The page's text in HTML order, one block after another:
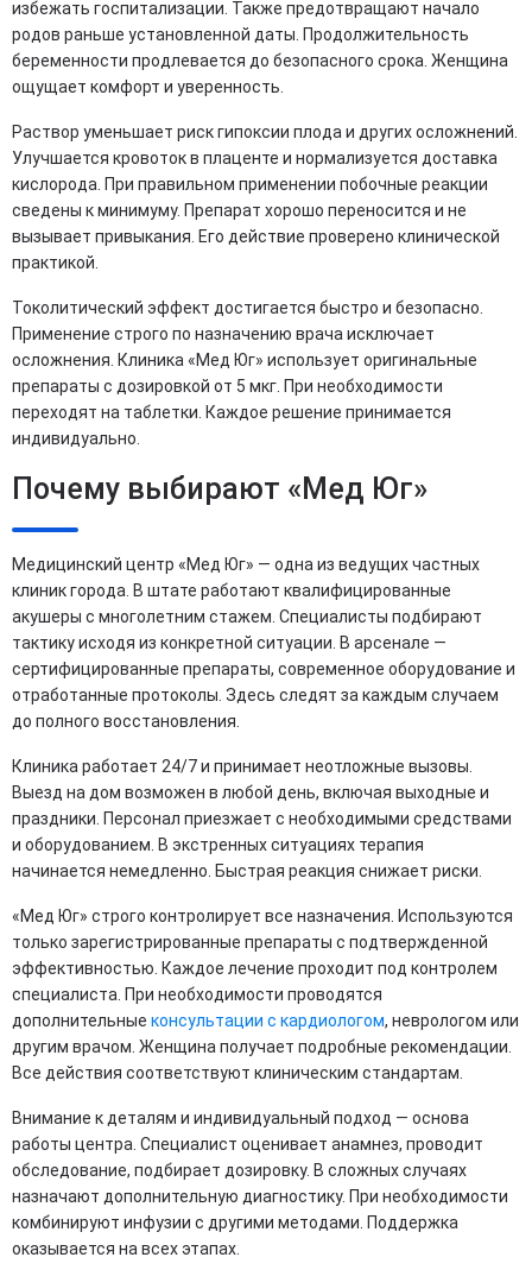
избежать госпитализации. Также предотвращают начало
родов раньше установленной даты. Продолжительность
беременности продлевается до безопасного срока. Женщина
ощущает комфорт и уверенность.
Раствор уменьшает риск гипоксии плода и других осложнений.
Улучшается кровоток в плаценте и нормализуется доставка
кислорода. При правильном применении побочные реакции
сведены к минимуму. Препарат хорошо переносится и не
вызывает привыкания. Его действие проверено клинической
практикой.
Токолитический эффект достигается быстро и безопасно.
Применение строго по назначению врача исключает
осложнения. Клиника «Мед Юг» использует оригинальные
препараты с дозировкой от 5 мкг. При необходимости
переходят на таблетки. Каждое решение принимается
индивидуально.
Почему выбирают «Мед Юг»
Медицинский центр «Мед Юг» — одна из ведущих частных
клиник города. В штате работают квалифицированные
акушеры с многолетним стажем. Специалисты подбирают
тактику исходя из конкретной ситуации. В арсенале —
сертифицированные препараты, современное оборудование и
отработанные протоколы. Здесь следят за каждым случаем
до полного восстановления.
Клиника работает 24/7 и принимает неотложные вызовы.
Выезд на дом возможен в любой день, включая выходные и
праздники. Персонал приезжает с необходимыми средствами
и оборудованием. В экстренных ситуациях терапия
начинается немедленно. Быстрая реакция снижает риски.
«Мед Юг» строго контролирует все назначения. Используются
только зарегистрированные препараты с подтвержденной
эффективностью. Каждое лечение проходит под контролем
специалиста. При необходимости проводятся
дополнительные консультации с кардиологом, неврологом или
другим врачом. Женщина получает подробные рекомендации.
Все действия соответствуют клиническим стандартам.
Внимание к деталям и индивидуальный подход — основа
работы центра. Специалист оценивает анамнез, проводит
обследование, подбирает дозировку. В сложных случаях
назначают дополнительную диагностику. При необходимости
комбинируют инфузии с другими методами. Поддержка
оказывается на всех этапах.